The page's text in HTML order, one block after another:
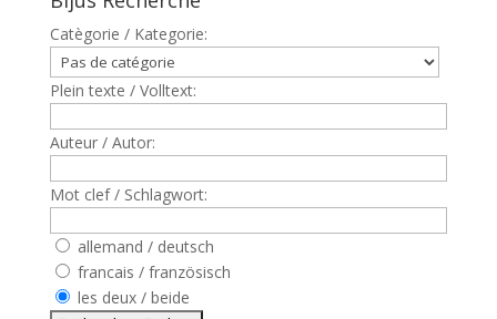
Catègorie / Kategorie:
Plein texte / Volltext:
Auteur / Autor:
Mot clef / Schlagwort:
allemand / deutsch
francais / französisch
les deux / beide